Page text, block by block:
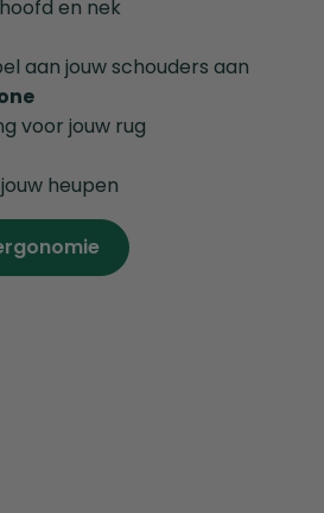
en nek
aan jouw schouders aan
voor jouw rug
heupen